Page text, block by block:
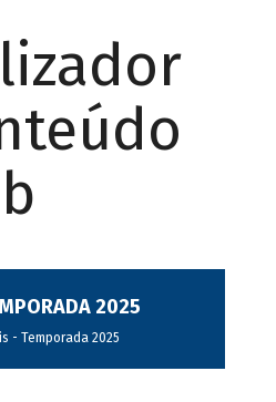
2025
- Temporada 2025